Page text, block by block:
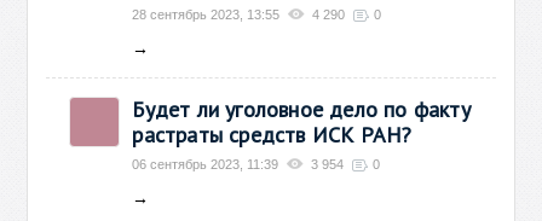
28 сентябрь 2023, 13:55 4 290 0
→
Будет ли уголовное дело по факту
растраты средств ИСК РАН?
06 сентябрь 2023, 11:39 3 954 0
→